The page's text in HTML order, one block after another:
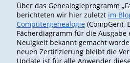
Über das Genealogieprogramm
berichteten wir hier zuletzt im
Computergenealogie (CompGen).
Fächerdiagramm für die
Neuigkeit bekannt gemacht
neuen Zertifizierung bleibt die
Update ist für alle Anwender